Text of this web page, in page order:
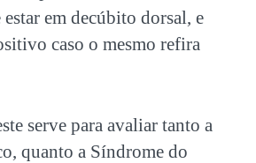
em decúbito dorsal, e
caso o mesmo refira
serve para avaliar tanto a
quanto a Síndrome do